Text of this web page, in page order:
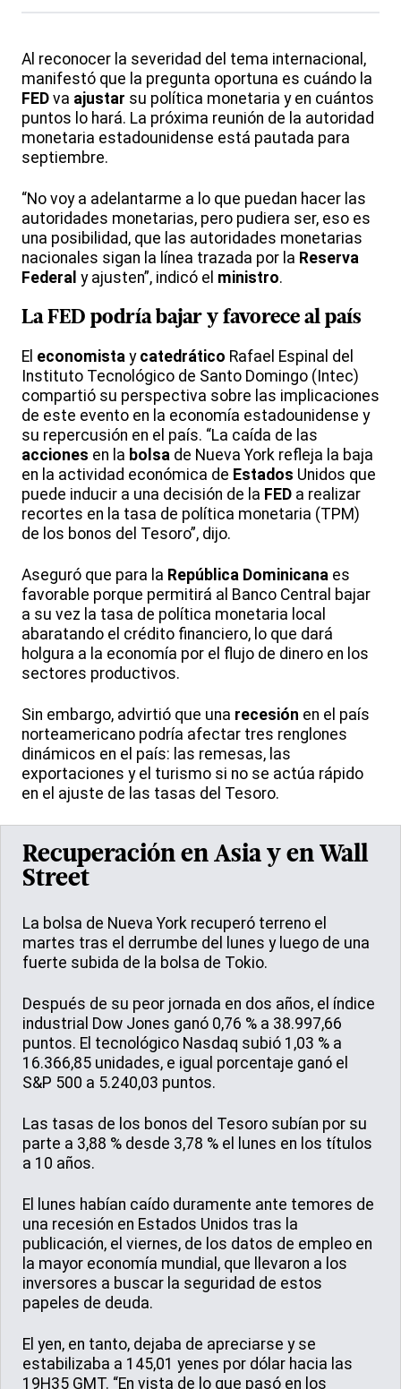
Al reconocer la severidad del tema internacional,
manifestó que la pregunta oportuna es cuándo la
FED va ajustar su política monetaria y en cuántos
puntos lo hará. La próxima reunión de la autoridad
monetaria estadounidense está pautada para
septiembre.
“No voy a adelantarme a lo que puedan hacer las
autoridades monetarias, pero pudiera ser, eso es
una posibilidad, que las autoridades monetarias
nacionales sigan la línea trazada por la Reserva
Federal y ajusten”, indicó el ministro.
LaFED podría bajar y favorece al país
El economista y catedrático Rafael Espinal del
Instituto Tecnológico de Santo Domingo (Intec)
compartió su perspectiva sobre las implicaciones
de este evento en la economía estadounidense y
su repercusión en el país. “La caída de las
acciones en la bolsa de Nueva York refleja la baja
en la actividad económica de Estados Unidos que
puede inducir a una decisión de la FED a realizar
recortes en la tasa de política monetaria (TPM)
de los bonos del Tesoro”, dijo.
Aseguró que para la República Dominicana es
favorable porque permitirá al Banco Central bajar
a su vez la tasa de política monetaria local
abaratando el crédito financiero, lo que dará
holgura a la economía por el flujo de dinero en los
sectores productivos.
Sin embargo, advirtió que una recesión en el país
norteamericano podría afectar tres renglones
dinámicos en el país: las remesas, las
exportaciones y el turismo si no se actúa rápido
en el ajuste de las tasas del Tesoro.
Recuperación en Asia y en Wall
Street
La bolsa de Nueva York recuperó terreno el
martes tras el derrumbe del lunes y luego de una
fuerte subida de la bolsa de Tokio.
Después de su peor jornada en dos años, el índice
industrial Dow Jones ganó 0,76 % a 38.997,66
puntos. El tecnológico Nasdaq subió 1,03 % a
16.366,85 unidades, e igual porcentaje ganó el
S&P 500 a 5.240,03 puntos.
Las tasas de los bonos del Tesoro subían por su
parte a 3,88 % desde 3,78 % el lunes en los títulos
a 10 años.
El lunes habían caído duramente ante temores de
una recesión en Estados Unidos tras la
publicación, el viernes, de los datos de empleo en
la mayor economía mundial, que llevaron a los
inversores a buscar la seguridad de estos
papeles de deuda.
El yen, en tanto, dejaba de apreciarse y se
estabilizaba a 145,01 yenes por dólar hacia las
19H35 GMT. “En vista de lo que pasó en los